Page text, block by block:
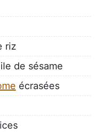
riz
de sésame
écrasées